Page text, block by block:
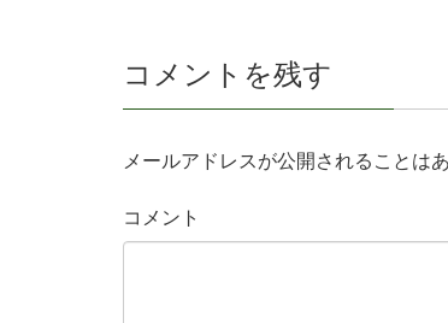
コメントを残す
メールアドレスが公開されることは
コメント